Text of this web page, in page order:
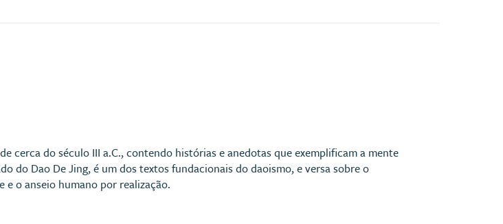
cerca do século III a.C., contendo histórias e anedotas que exemplificam a mente
do Dao De Jing, é um dos textos fundacionais do daoismo, e versa sobre o
o anseio humano por realização.